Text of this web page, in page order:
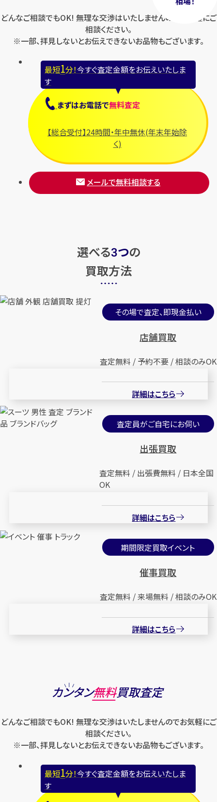
どんなご相談でもOK! 無理な交渉はいたしませんのでお気軽にご
相談ください。
※一部、拝見しないとお伝えできないお品物もございます。
最短1分！今すぐ査定金額をお伝えいたしま
す
まずはお電話で無料査定
【総合受付】24時間・年中無休(年末年始除
く)
メールで無料相談する
選べる3つの
買取方法
その場で査定、即現金払い
店舗買取
査定無料 / 予約不要 / 相談のみOK
詳細はこちら
査定員がご自宅にお伺い
出張買取
査定無料 / 出張費無料 / 日本全国
OK
詳細はこちら
期間限定買取イベント
催事買取
査定無料 / 来場無料 / 相談のみOK
詳細はこちら
カンタン無料買取査定
どんなご相談でもOK! 無理な交渉はいたしませんのでお気軽にご
相談ください。
※一部、拝見しないとお伝えできないお品物もございます。
最短1分！今すぐ査定金額をお伝えいたしま
す